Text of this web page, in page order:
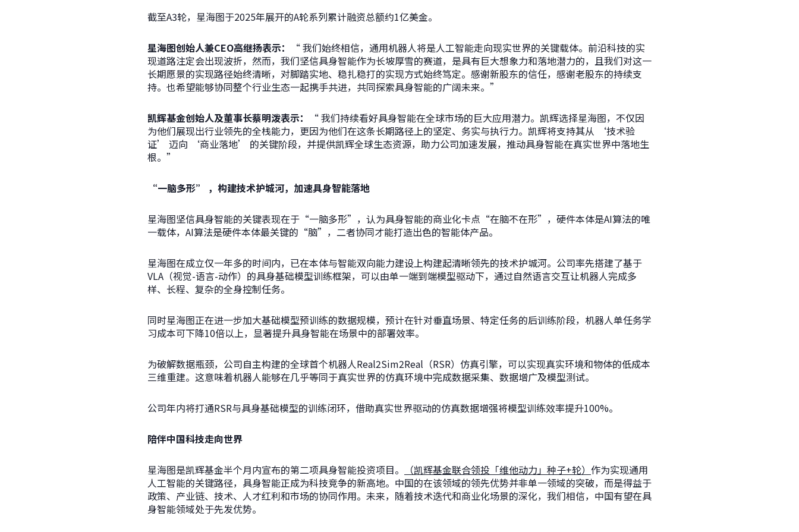
截至A3轮，星海图于2025年展开的A轮系列累计融资总额约1亿美金。
星海图创始人兼CEO高继扬表示： “我们始终相信，通用机器人将是人工智能走向现实世界的关键载体。前沿科技的实
现道路注定会出现波折，然而，我们坚信具身智能作为长坡厚雪的赛道，是具有巨大想象力和落地潜力的，且我们对这一
长期愿景的实现路径始终清晰，对脚踏实地、稳扎稳打的实现方式始终笃定。感谢新股东的信任，感谢老股东的持续支
持。也希望能够协同整个行业生态一起携手共进，共同探索具身智能的广阔未来。 ”
凯辉基金创始人及董事长蔡明泼表示：
“ 我们持续看好具身智能在全球市场的巨大应用潜力。凯辉选择星海图，不仅因
为他们展现出行业领先的全栈能力，更因为他们在这条长期路径上的坚定、务实与执行力。凯辉将支持其从 ‘技术验
证’ 迈向 ‘商业落地’ 的关键阶段，并提供凯辉全球生态资源，助力公司加速发展，推动具身智能在真实世界中落地生
根。”
“一脑多形” ， 构建技术护城河，加速具身智能落地
星海图坚信具身智能的关键表现在于“一脑多形”，认为具身智能的商业化卡点“在脑不在形”，硬件本体是AI算法的唯
一载体，AI算法是硬件本体最关键的“脑”，二者协同才能打造出色的智能体产品。
星海图在成立仅一年多的时间内，已在本体与智能双向能力建设上构建起清晰领先的技术护城河。公司率先搭建了基于
VLA（视觉-语言-动作）的具身基础模型训练框架，可以由单一端到端模型驱动下，通过自然语言交互让机器人完成多
样、长程、复杂的全身控制任务。
同时星海图正在进一步加大基础模型预训练的数据规模，预计在针对垂直场景、特定任务的后训练阶段，机器人单任务学
习成本可下降10倍以上，显著提升具身智能在场景中的部署效率。
为破解数据瓶颈，公司自主构建的全球首个机器人Real2Sim2Real（RSR）仿真引擎，可以实现真实环境和物体的低成本
三维重建。这意味着机器人能够在几乎等同于真实世界的仿真环境中完成数据采集、数据增广及模型测试。
公司年内将打通RSR与具身基础模型的训练闭环，借助真实世界驱动的仿真数据增强将模型训练效率提升100%。
陪伴中国科技走向世界
星海图是凯辉基金半个月内宣布的第二项具身智能投资项目。 （凯辉基金联合领投「维他动力」种子+轮） 作为实现通用
人工智能的关键路径，具身智能正成为科技竞争的新高地。中国的在该领域的领先优势并非单一领域的突破，而是得益于
政策、产业链、技术、人才红利和市场的协同作用。未来，随着技术迭代和商业化场景的深化，我们相信，中国有望在具
身智能领域处于先发优势。